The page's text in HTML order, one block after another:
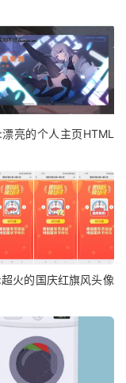
亮的个人主页HTML
火的国庆红旗风头像